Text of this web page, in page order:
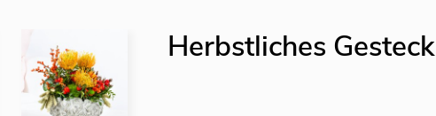
Herbstliches Gesteck